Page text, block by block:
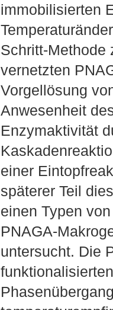
immobilisierten
Schritt-Methode
vernetzten
Vorgellösung
Anwesenheit
Enzymaktivität
einer
späterer Teil
einen Typen
PNAGA-
untersucht. Die